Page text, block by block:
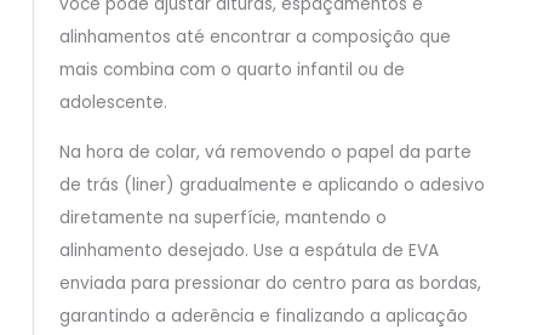
alinhamentos até encontrar a composição que
mais combina com o quarto infantil ou de
adolescente.
Na hora de colar, vá removendo o papel da parte
de trás (liner) gradualmente e aplicando o adesivo
diretamente na superfície, mantendo o
alinhamento desejado. Use a espátula de EVA
enviada para pressionar do centro para as bordas,
garantindo a aderência e finalizando a aplicação